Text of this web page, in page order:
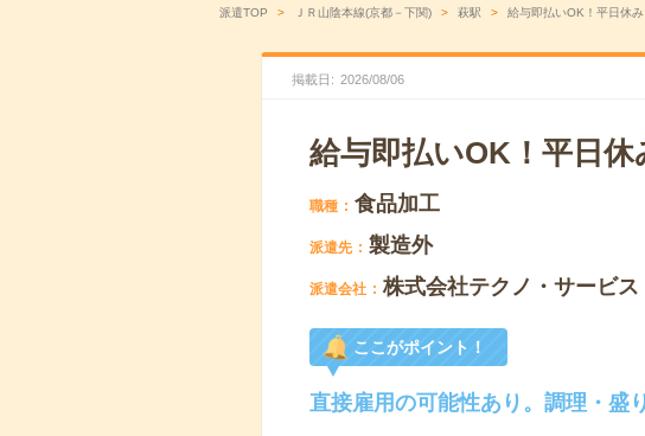
派遣TOP ＪＲ山陰本線(京都－下関) 萩駅 給与即払いOK！平日休
掲載日 2026/08/06
給与即払いOK！平日
職種 食品加工
派遣先 製造外
派遣会社 株式会社テクノ・サービス
ここがポイント！
直接雇用の可能性あり。調理・盛